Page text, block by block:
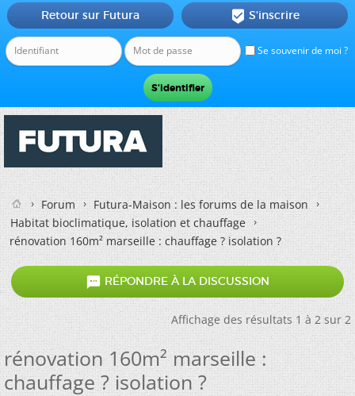
Se souvenir de moi ?
Retour sur Futura  S'inscrire
Forum
Futura-Maison : les forums de la maison
Habitat bioclimatique, isolation et chauffage
rénovation 160m² marseille : chauffage ? isolation ?
 RÉPONDRE À LA DISCUSSION
Affichage des résultats 1 à 2 sur 2
rénovation 160m² marseille :
chauffage ? isolation ?